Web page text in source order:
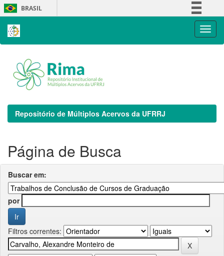
Skip
navigation
BRASIL
Repositório de Múltiplos Acervos da UFRRJ
Página de Busca
Buscar em:
por
Filtros correntes: